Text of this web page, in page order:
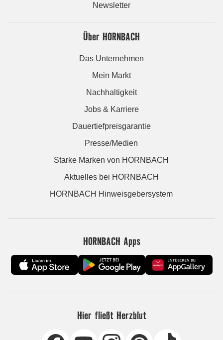
Newsletter
Über HORNBACH
Das Unternehmen
Mein Markt
Nachhaltigkeit
Jobs & Karriere
Dauertiefpreisgarantie
Presse/Medien
Starke Marken von HORNBACH
Aktuelles bei HORNBACH
HORNBACH Hinweisgebersystem
HORNBACH Apps
Hier fließt Herzblut